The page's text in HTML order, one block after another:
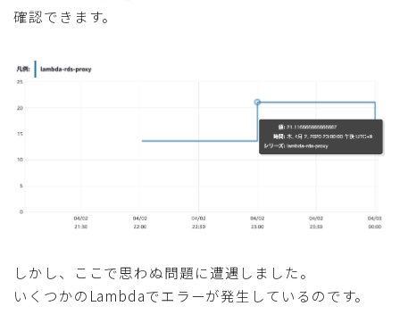
確認できます。
しかし、ここで思わぬ問題に遭遇しました。
いくつかのLambdaでエラーが発生しているのです。